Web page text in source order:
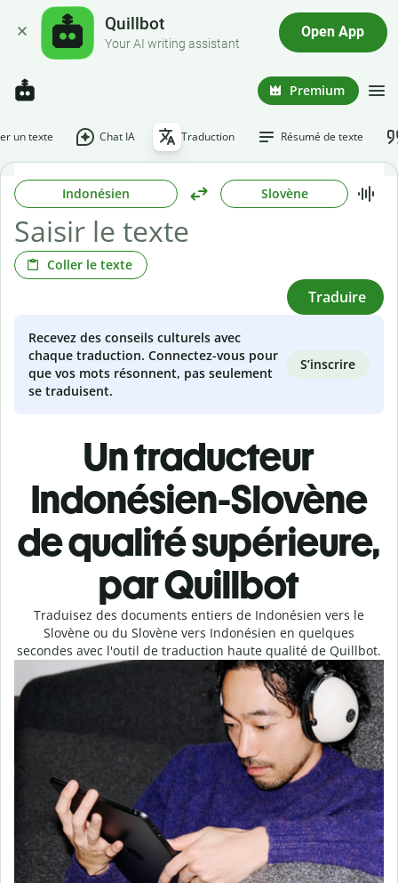
Quillbot
Your AI writing assistant
Open App
Premium
un texte Chat IA Traduction Résumé de texte
Indonésien Slovène
Coller le texte
Traduire
Recevez des conseils culturels avec
chaque traduction. Connectez-vous pour
que vos mots résonnent, pas seulement
se traduisent.
S’inscrire
Un traducteur
Indonésien-Slovène
de qualité supérieure,
par Quillbot
Traduisez des documents entiers de Indonésien vers le
Slovène ou du Slovène vers Indonésien en quelques
secondes avec l'outil de traduction haute qualité de Quillbot.